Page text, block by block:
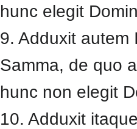
hunc elegit
9. Adduxit autem
Samma, de quo
hunc non elegit
10. Adduxit